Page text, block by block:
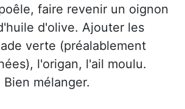
faire revenir un oignon
d'olive. Ajouter les
verte (préalablement
l'origan, l'ail moulu.
mélanger.